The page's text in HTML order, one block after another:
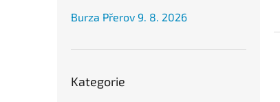
Burza Přerov 9. 8. 2026
kategorie
Kategorie